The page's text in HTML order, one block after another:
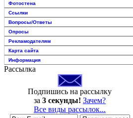
Фотостена
Ссылки
Вопросы/Ответы
Опросы
Рекламодателям
Карта сайта
Информация
Рассылка
Подпишись на рассылку
за 3 секунды! Зачем?
Все виды рассылок...